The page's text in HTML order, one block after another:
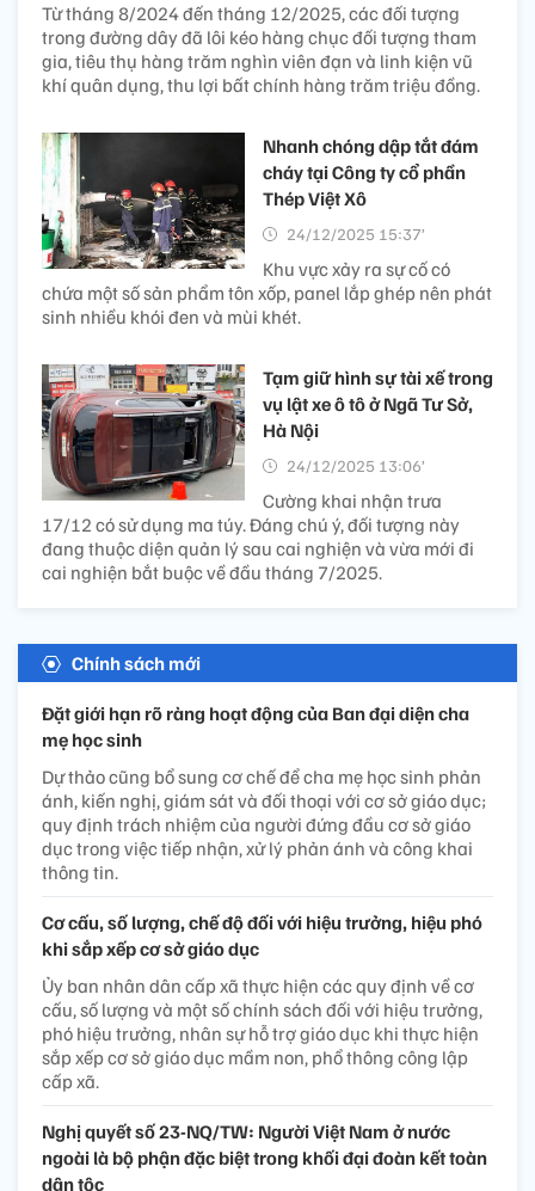
Từ tháng 8/2024 đến tháng 12/2025, các đối tượng
trong đường dây đã lôi kéo hàng chục đối tượng tham
gia, tiêu thụ hàng trăm nghìn viên đạn và linh kiện vũ
khí quân dụng, thu lợi bất chính hàng trăm triệu đồng.
Nhanh chóng dập tắt đám
cháy tại Công ty cổ phần
Thép Việt Xô
24/12/2025 15:37’
Khu vực xảy ra sự cố có
chứa một số sản phẩm tôn xốp, panel lắp ghép nên phát
sinh nhiều khói đen và mùi khét.
Tạm giữ hình sự tài xế trong
vụ lật xe ô tô ở Ngã Tư Sở,
Hà Nội
24/12/2025 13:06’
Cường khai nhận trưa
17/12 có sử dụng ma túy. Đáng chú ý, đối tượng này
đang thuộc diện quản lý sau cai nghiện và vừa mới đi
cai nghiện bắt buộc về đầu tháng 7/2025.
Chính sách mới
Đặt giới hạn rõ ràng hoạt động của Ban đại diện cha
mẹ học sinh
Dự thảo cũng bổ sung cơ chế để cha mẹ học sinh phản
ánh, kiến nghị, giám sát và đối thoại với cơ sở giáo dục;
quy định trách nhiệm của người đứng đầu cơ sở giáo
dục trong việc tiếp nhận, xử lý phản ánh và công khai
thông tin.
Cơ cấu, số lượng, chế độ đối với hiệu trưởng, hiệu phó
khi sắp xếp cơ sở giáo dục
Ủy ban nhân dân cấp xã thực hiện các quy định về cơ
cấu, số lượng và một số chính sách đối với hiệu trưởng,
phó hiệu trưởng, nhân sự hỗ trợ giáo dục khi thực hiện
sắp xếp cơ sở giáo dục mầm non, phổ thông công lập
cấp xã.
Nghị quyết số 23-NQ/TW: Người Việt Nam ở nước
ngoài là bộ phận đặc biệt trong khối đại đoàn kết toàn
dân tộc